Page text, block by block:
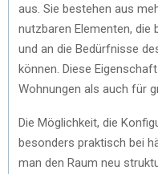
aus. Sie bestehen aus
nutzbaren Elementen, die
und an die Bedürfnisse
können. Diese
Wohnungen als auch für
Die Möglichkeit, die
besonders praktisch bei
man den Raum neu